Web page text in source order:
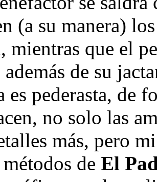
(a su manera)
mientras que el
de su
es pederasta, de
no solo las
más, pero
de El